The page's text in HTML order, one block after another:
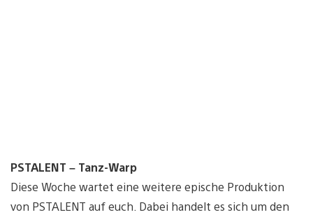
PSTALENT – Tanz-Warp
Diese Woche wartet eine weitere epische Produktion
von PSTALENT auf euch. Dabei handelt es sich um den